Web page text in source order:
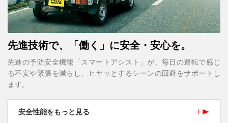
先進技術で、「働く」に安全・安心を。
先進の予防安全機能「スマートアシスト」が、毎日の運転で感じ
る不安や緊張を減らし、ヒヤッとするシーンの回避をサポートし
ます。
安全性能をもっと見る